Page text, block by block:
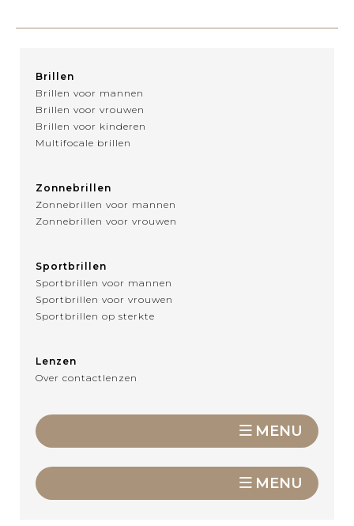
Brillen
Brillen voor mannen
Brillen voor vrouwen
Brillen voor kinderen
Multifocale brillen
Zonnebrillen
Zonnebrillen voor mannen
Zonnebrillen voor vrouwen
Sportbrillen
Sportbrillen voor mannen
Sportbrillen voor vrouwen
Sportbrillen op sterkte
Lenzen
Over contactlenzen
MENU
MENU